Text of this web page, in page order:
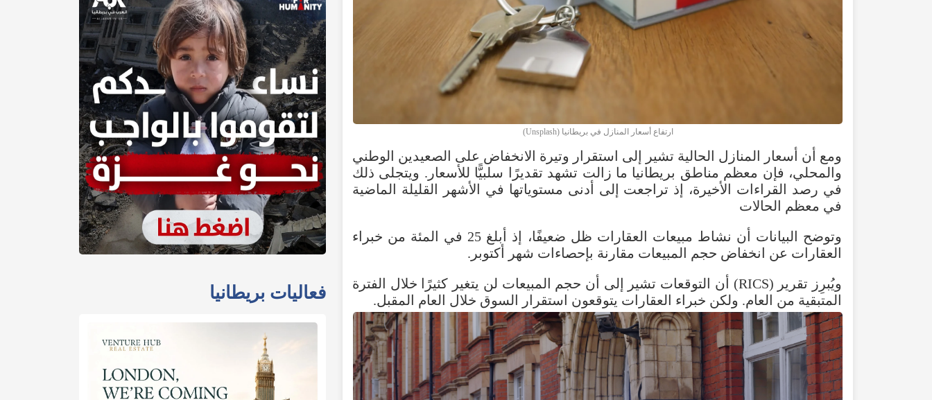
ارتفاع أسعار المنازل في بريطانيا (Unsplash)
ومع أن أسعار المنازل الحالية تشير إلى استقرار وتيرة الانخفاض على الصعيدين الوطني
والمحلي، فإن معظم مناطق بريطانيا ما زالت تشهد تقديرًا سلبيًّا للأسعار. ويتجلى ذلك
في رصد القراءات الأخيرة، إذ تراجعت إلى أدنى مستوياتها في الأشهر القليلة الماضية
في معظم الحالات
وتوضح البيانات أن نشاط مبيعات العقارات ظل ضعيفًا، إذ أبلغ 25 في المئة من خبراء
العقارات عن انخفاض حجم المبيعات مقارنة بإحصاءات شهر أكتوبر.
ويُبرِز تقرير (RICS) أن التوقعات تشير إلى أن حجم المبيعات لن يتغير كثيرًا خلال الفترة
المتبقية من العام. ولكن خبراء العقارات يتوقعون استقرار السوق خلال العام المقبل.
فعاليات بريطانيا